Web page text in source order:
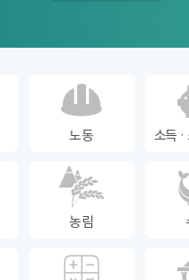
노동 소득
농림